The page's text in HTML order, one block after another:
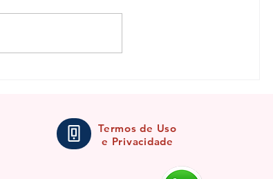
Termos de Uso
e Privacidade